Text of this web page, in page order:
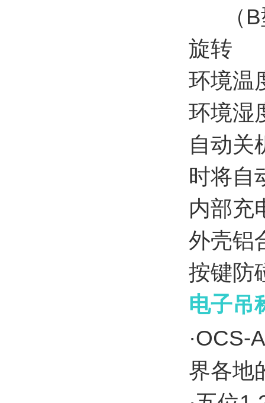
（
旋转
环境温
环境湿
自动关
时将自
内部充
外壳铝
按键防
电子吊
·OCS-
界各地